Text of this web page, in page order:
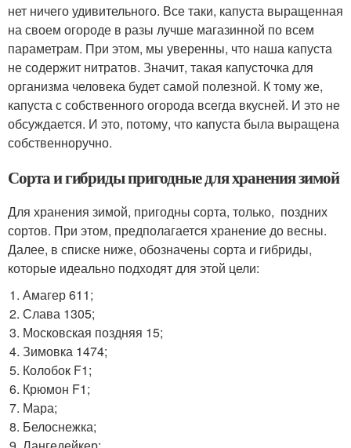
нет ничего удивительного. Все таки, капуста выращенная
на своем огороде в разы лучше магазинной по всем
параметрам. При этом, мы уверенны, что наша капуста
не содержит нитратов. Значит, такая капусточка для
организма человека будет самой полезной. К тому же,
капуста с собственного огорода всегда вкусней. И это не
обсуждается. И это, потому, что капуста была выращена
собственноручно.
Сорта и гибриды пригодные для хранения зимой
Для хранения зимой, пригодны сорта, только, поздних
сортов. При этом, предполагается хранение до весны.
Далее, в списке ниже, обозначены сорта и гибриды,
которые идеально подходят для этой цели:
Амагер 611;
Слава 1305;
Московская поздняя 15;
Зимовка 1474;
Колобок F1;
Крюмон F1;
Мара;
Белоснежка;